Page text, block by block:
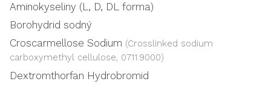
Aminokyseliny (L, D, DL forma)
Borohydrid sodný
Croscarmellose Sodium (Crosslinked sodium
carboxymethyl cellulose, 07.11.9000)
Dextromthorfan Hydrobromid